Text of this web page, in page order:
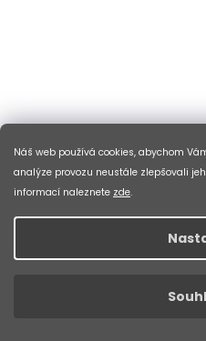
Náš web používá cookies, abychom
analýze provozu neustále zlepšovali
informací naleznete zde.
SADA BLATNÍKŮ PRO-T
STŘÍBRNÁ